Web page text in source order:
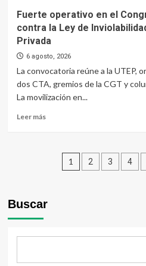
Tierras
impulsados
por
Gobierno
viene
San
Cayetano:
cómo
las
celebraciones
y
procesión
patrono
el
Fuerte operativo en el
contra la Ley de
Privada
6 agosto, 2026
La convocatoria reúne a la UTEP,
dos CTA, gremios de la CGT y
La movilización en...
Leer másRead
operativo
por
contra
Ley
1 2 3 4
Buscar